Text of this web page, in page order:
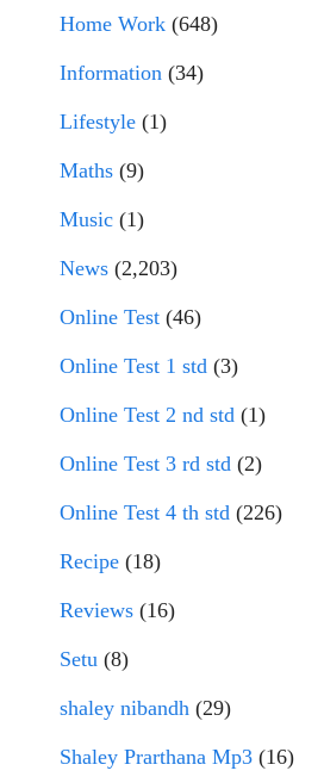
Home Work (648)
Information (34)
Lifestyle (1)
Maths (9)
Music (1)
News (2,203)
Online Test (46)
Online Test 1 std (3)
Online Test 2 nd std (1)
Online Test 3 rd std (2)
Online Test 4 th std (226)
Recipe (18)
Reviews (16)
Setu (8)
shaley nibandh (29)
Shaley Prarthana Mp3 (16)